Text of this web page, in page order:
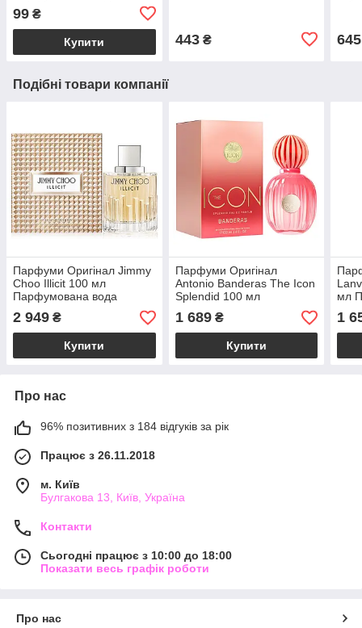
99 ₴
Купити 443₴ 645
Подібні товари компанії
Парфуми Оригінал Jimmy
Choo Illicit 100 мл
Парфумована вода
2 949 ₴
Купити
Парфуми Оригінал
Antonio Banderas The Icon
Splendid 100 мл
Парфумована вода
1 689₴
Купити
мл
1
Про нас
96% позитивних з 184 відгуків за рік
Працює з 26.11.2018
м. Київ
Булгакова 13, Київ, Україна
Контакти
Сьогодні працює з 10:00 до 18:00
Показати весь графік роботи
Про нас